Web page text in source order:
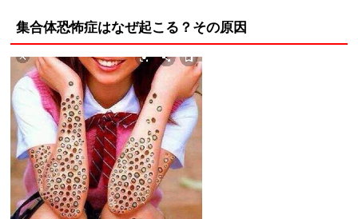
集合体恐怖症はなぜ起こる？その原因